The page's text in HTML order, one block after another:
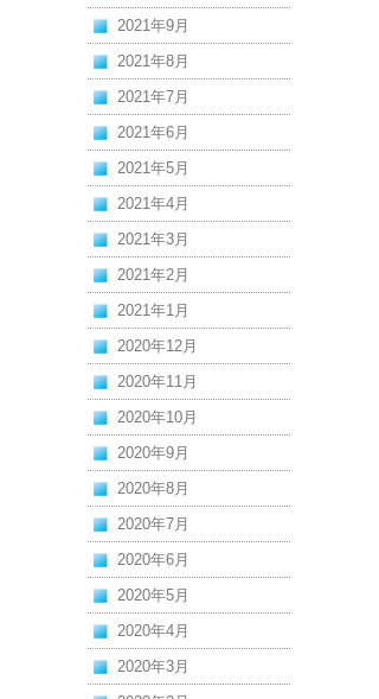
2021年9月
2021年8月
2021年7月
2021年6月
2021年5月
2021年4月
2021年3月
2021年2月
2021年1月
2020年12月
2020年11月
2020年10月
2020年9月
2020年8月
2020年7月
2020年6月
2020年5月
2020年4月
2020年3月